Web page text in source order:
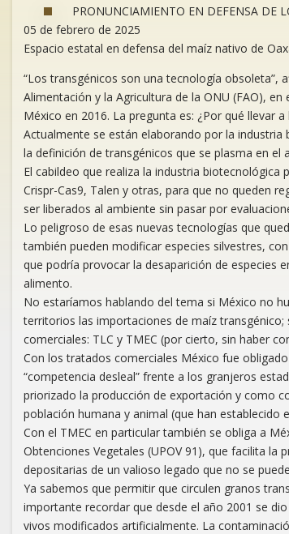
PRONUNCIAMIENTO EN DEFENSA DE
05 de febrero de 2025
Espacio estatal en defensa del maíz nativo de
“Los transgénicos son una tecnología obsoleta”,
Alimentación y la Agricultura de la ONU (FAO),
México en 2016. La pregunta es: ¿Por qué llevar
Actualmente se están elaborando por la
la definición de transgénicos que se plasma en el
El cabildeo que realiza la industria
Crispr-Cas9, Talen y otras, para que no queden
ser liberados al ambiente sin pasar por
Lo peligroso de esas nuevas tecnologías que
también pueden modificar especies silvestres,
que podría provocar la desaparición de especies
alimento.
No estaríamos hablando del tema si México no
territorios las importaciones de maíz
comerciales: TLC y TMEC (por cierto, sin haber
Con los tratados comerciales México fue
“competencia desleal” frente a los granjeros
priorizado la producción de exportación y como
población humana y animal (que han establecido
Con el TMEC en particular también se obliga a
Obtenciones Vegetales (UPOV 91), que facilita la
depositarias de un valioso legado que no se
Ya sabemos que permitir que circulen granos
importante recordar que desde el año 2001 se
vivos modificados artificialmente. La